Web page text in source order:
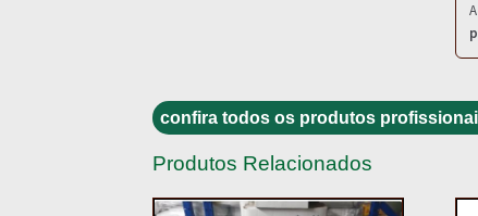
confira todos os produtos
Produtos Relacionados